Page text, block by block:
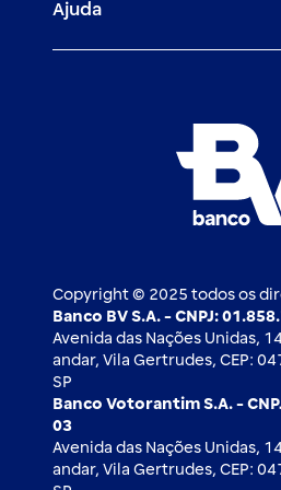
Mercado de Capitais
Câmbio e Comércio exterior
Relação com investidores
Notícias Econômicas
Demais parceiros
Ajuda
Copyright © 2025 todos os
Banco BV S.A. - CNPJ:
Avenida das Nações Unidas,
andar, Vila Gertrudes, CEP:
SP
Banco Votorantim S.A. -
03
Avenida das Nações Unidas,
andar, Vila Gertrudes, CEP: